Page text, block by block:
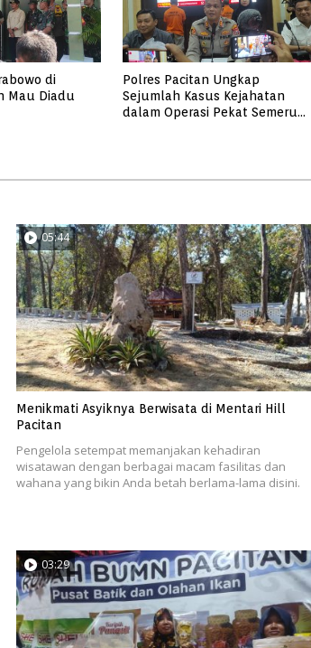
di
Mau Diadu
Polres Pacitan Ungkap
Sejumlah Kasus Kejahatan
dalam Operasi Pekat Semeru
05:44
Menikmati Asyiknya Berwisata di Mentari Hill
Pacitan
Pengelola setempat memanjakan kehadiran
wisatawan dengan berbagai macam fasilitas dan
wahana yang bikin Anda betah berlama-lama disini.
03:29